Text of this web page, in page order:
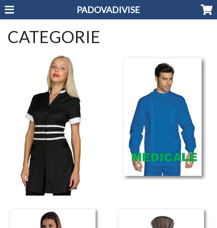
PADOVADIVISE
CATEGORIE